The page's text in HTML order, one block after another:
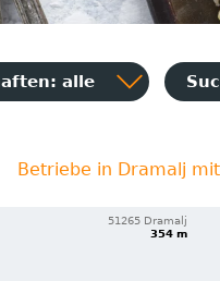
alle
Betriebe in Dramalj
51265 Dramalj
354 m